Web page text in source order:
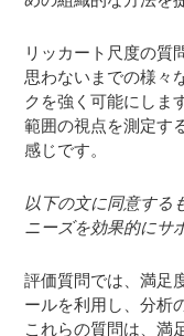
リッカート尺度の質
思わないまでの様々
クを強く可能にしま
範囲の視点を測定す
感じです。
以下の文に同意する
ニーズを効果的にサ
評価質問では、満足
ールを利用し、分析
これらの質問は、満